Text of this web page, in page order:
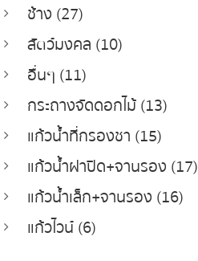
ช้าง (27)
สัตว์มงคล (10)
อื่นๆ (11)
กระถางจัดดอกไม้ (13)
แก้วน้ำที่กรองชา (15)
แก้วน้ำฝาปิด+จานรอง (17)
แก้วน้ำเล็ก+จานรอง (16)
แก้วไวน์ (6)